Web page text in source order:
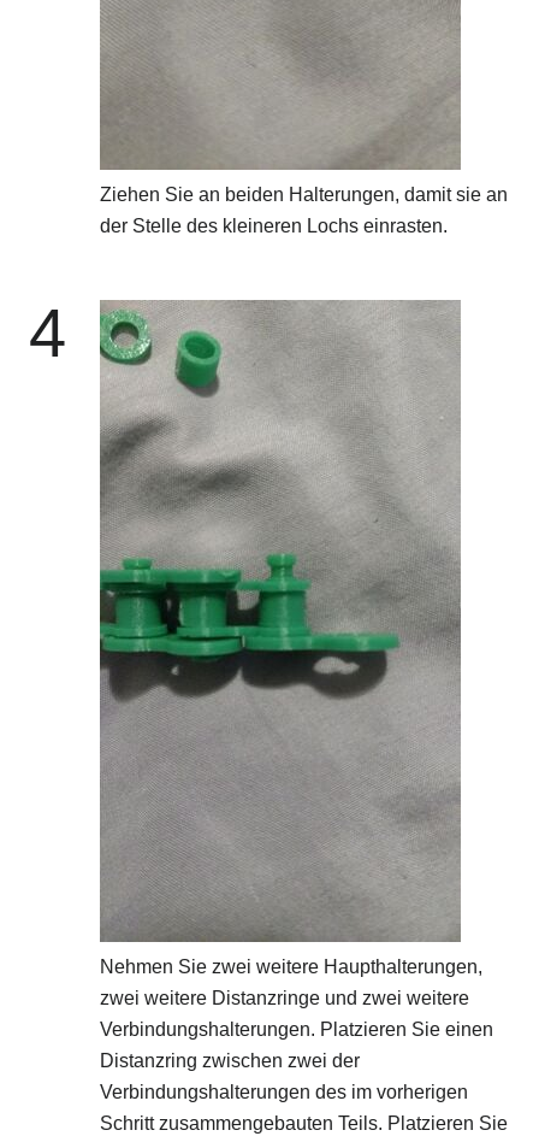
Ziehen Sie an beiden Halterungen, damit sie an
der Stelle des kleineren Lochs einrasten.
4
Nehmen Sie zwei weitere Haupthalterungen,
zwei weitere Distanzringe und zwei weitere
Verbindungshalterungen. Platzieren Sie einen
Distanzring zwischen zwei der
Verbindungshalterungen des im vorherigen
Schritt zusammengebauten Teils. Platzieren Sie